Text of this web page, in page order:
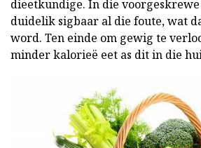
dieetkundige. In die voorgeskrewe
duidelik sigbaar al die foute, wat
word. Ten einde om gewig te
minder kalorieë eet as dit in die